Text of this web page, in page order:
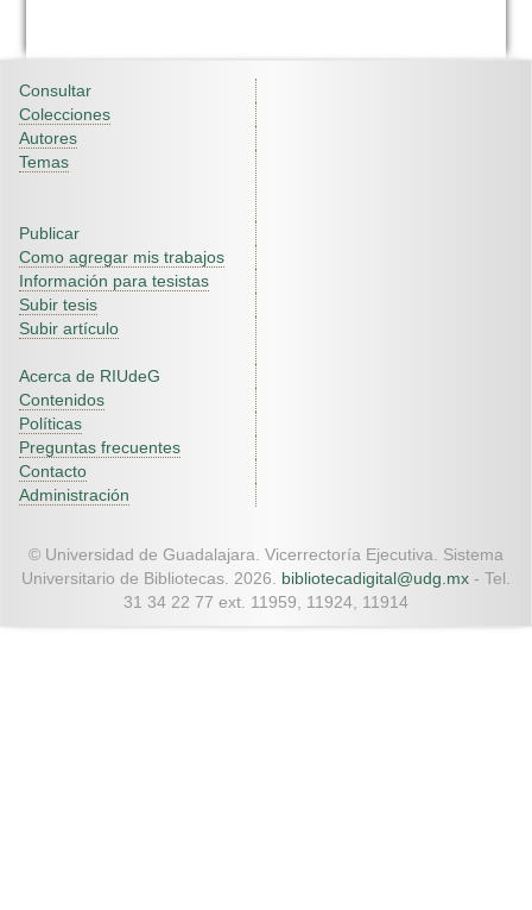
Consultar
Colecciones
Autores
Temas
Publicar
Como agregar mis trabajos
Información para tesistas
Subir tesis
Subir artículo
Acerca de RIUdeG
Contenidos
Políticas
Preguntas frecuentes
Contacto
Administración
© Universidad de Guadalajara. Vicerrectoría Ejecutiva. Sistema
Universitario de Bibliotecas. 2026. bibliotecadigital@udg.mx - Tel.
31 34 22 77 ext. 11959, 11924, 11914